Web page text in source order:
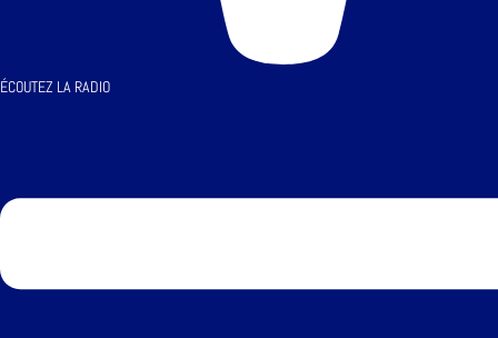
ÉCOUTEZ LA RADIO